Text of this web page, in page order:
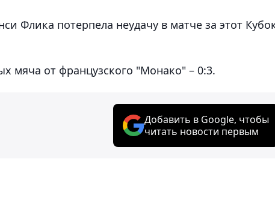
Флика потерпела неудачу в матче за этот
мяча от французского "Монако" – 0:3.
Добавить в Google, чтобы
читать новости первым